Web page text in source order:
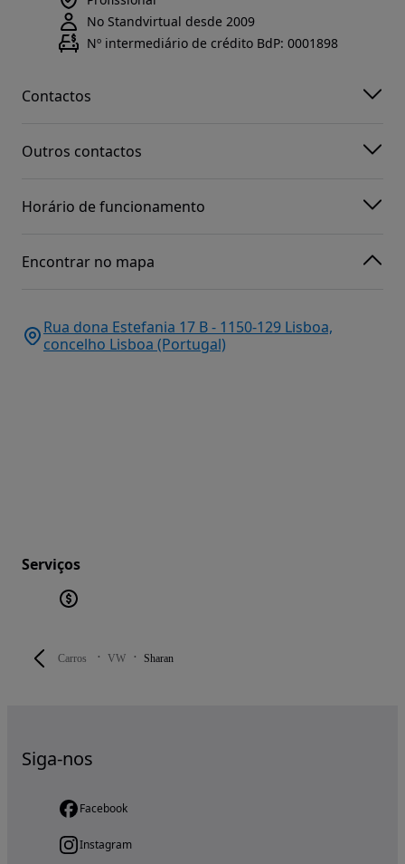
Carros VW Sharan
No Standvirtual desde 2009
Nº intermediário de crédito BdP: 0001898
Contactos
Outros contactos
Horário de funcionamento
Encontrar no mapa
Rua dona Estefania 17 B - 1150-129 Lisboa,
concelho Lisboa (Portugal)
Serviços
Siga-nos
Facebook
Instagram